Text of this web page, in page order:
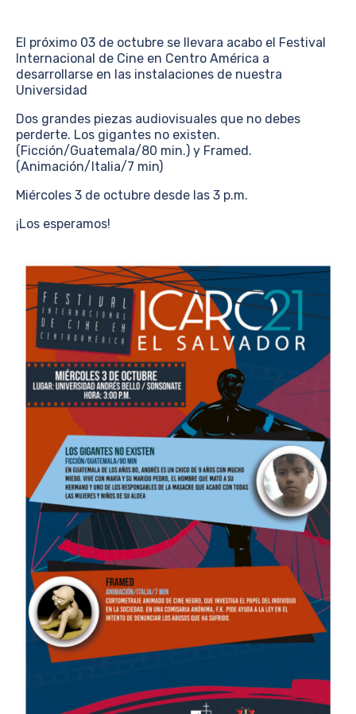
El próximo 03 de octubre se llevara acabo el Festival
Internacional de Cine en Centro América a
desarrollarse en las instalaciones de nuestra
Universidad
Dos grandes piezas audiovisuales que no debes
perderte. Los gigantes no existen.
(Ficción/Guatemala/80 min.) y Framed.
(Animación/Italia/7 min)
Miércoles 3 de octubre desde las 3 p.m.
¡Los esperamos!